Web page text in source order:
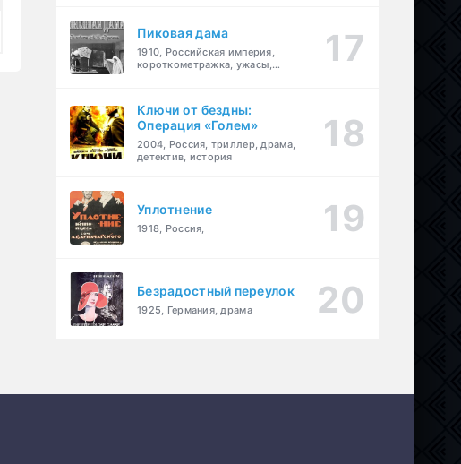
Пиковая дама
1910, Российская империя,
короткометражка, ужасы,
Ключи от бездны:
Операция «Голем»
2004, Россия, триллер, драма,
детектив, история
Уплотнение
1918, Россия,
Безрадостный переулок
1925, Германия, драма